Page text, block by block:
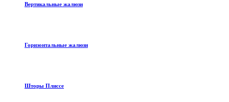
Вертикальные жалюзи
Горизонтальные жалюзи
Шторы Плиссе